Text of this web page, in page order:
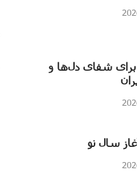
شفای دل‌ها و
سال نو